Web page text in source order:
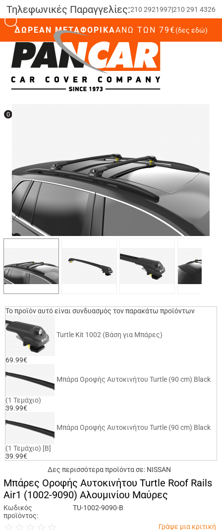
Τηλεφωνικές Παραγγελίες:210 2921997|210 291 4326
ΔΩΡΕΑΝ ΜΕΤΑΦΟΡΙΚΑΆΝΩ ΤΩΝ 79€(δες εδώ)
0
Το προϊόν αυτό είναι συνδυασμός τον παρακάτω προϊόντων
Turtle Kit 1002 (Βάση για Μπάρες)
69.99€
Μπάρα Οροφής Αυτοκινήτου Turtle (90 cm) Black
(1 Τεμάχιο)
39.99€
Μπάρα Οροφής Αυτοκινήτου Turtle (90 cm) Black
(1 Τεμάχιο) [B]
39.99€
Δες περισσότερα προϊόντα σε: NISSAN
Μπάρες Οροφής Αυτοκινήτου Turtle Roof Rails
Air1 (1002-9090) Αλουμινίου Μαύρες
Κωδικός
προϊόντος:
TU-1002-9090-B
Γράψε μια κριτική